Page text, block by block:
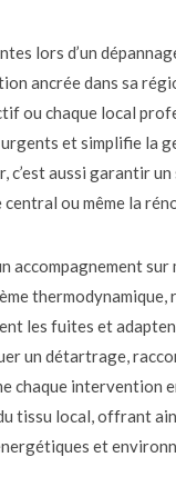
lors d’un
ancrée dans sa
ou chaque local
et simplifie la
aussi garantir
ou même la
sur
thermodynamique,
les fuites et
un détartrage,
chaque intervention
tissu local, offrant
et